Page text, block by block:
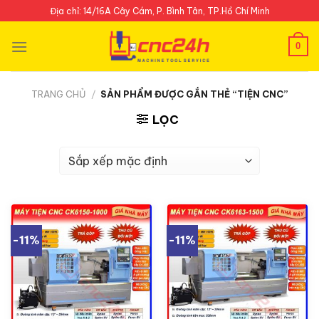
to
content
Địa chỉ: 14/16A Cây Cám, P. Bình Tân, TP.Hồ Chí Minh
0
TRANG CHỦ / SẢN PHẨM ĐƯỢC GẮN THẺ “TIỆN CNC”
LỌC
-11% -11%